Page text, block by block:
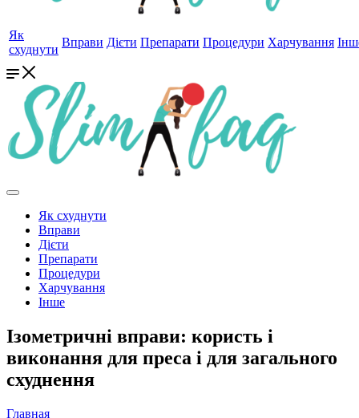
Як
схуднути
Вправи Дієти Препарати Процедури Харчування
Як схуднути
Вправи
Дієти
Препарати
Процедури
Харчування
Інше
Ізометричні вправи: користь і
виконання для преса і для загального
схуднення
Главная